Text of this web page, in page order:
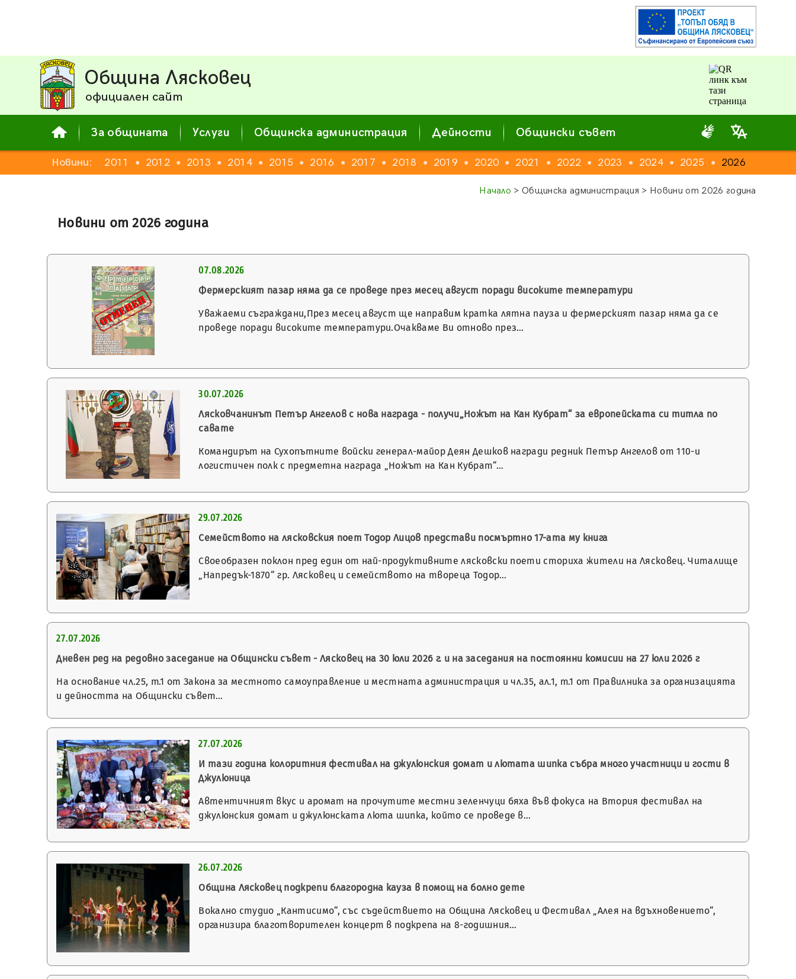
Община Лясковец
официален сайт
За общината Услуги Общинска администрация Дейности Общински съвет
Новини: 2011 ● 2012 ● 2013 ● 2014 ● 2015 ● 2016 ● 2017 ● 2018 ● 2019 ● 2020 ● 2021 ● 2022 ● 2023 ● 2024 ● 2025 ● 2026
Начало > Общинска администрация > Новини от 2026 година
Новини от 2026 година
07.08.2026
Фермерският пазар няма да се проведе през месец август поради високите температури
Уважаеми съграждани,През месец август ще направим кратка лятна пауза и фермерският пазар няма да се
проведе поради високите температури.Очакваме Ви отново през…
30.07.2026
Лясковчанинът Петър Ангелов с нова награда - получи„Ножът на Кан Кубрат“ за европейската си титла по
савате
Командирът на Сухопътните войски генерал-майор Деян Дешков награди редник Петър Ангелов от 110-и
логистичен полк с предметна награда „Ножът на Кан Кубрат“…
29.07.2026
Семейството на лясковския поет Тодор Лицов представи посмъртно 17-ата му книга
Своеобразен поклон пред един от най-продуктивните лясковски поети сториха жители на Лясковец. Читалище
„Напредък-1870“ гр. Лясковец и семейството на твореца Тодор…
27.07.2026
Дневен ред на редовно заседание на Общински съвет - Лясковец на 30 юли 2026 г. и на заседания на постоянни комисии на 27 юли 2026 г
На основание чл.25, т.1 от Закона за местното самоуправление и местната администрация и чл.35, ал.1, т.1 от Правилника за организацията
и дейността на Общински съвет…
27.07.2026
И тази година колоритния фестивал на джулюнския домат и лютата шипка събра много участници и гости в
Джулюница
Автентичният вкус и аромат на прочутите местни зеленчуци бяха във фокуса на Втория фестивал на
джулюнския домат и джулюнската люта шипка, който се проведе в…
26.07.2026
Община Лясковец подкрепи благородна кауза в помощ на болно дете
Вокално студио „Кантисимо“, със съдействието на Община Лясковец и Фестивал „Алея на вдъхновението“,
организира благотворителен концерт в подкрепа на 8-годишния…